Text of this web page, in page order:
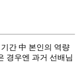
간 中 본인의 역량
경우엔 과거 선배님